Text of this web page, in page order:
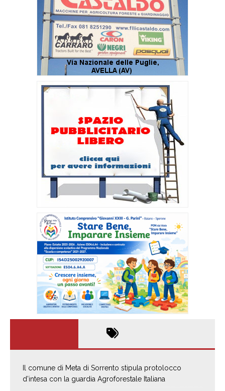
Il comune di Meta di Sorrento stipula protolocco
d’intesa con la guardia Agroforestale Italiana